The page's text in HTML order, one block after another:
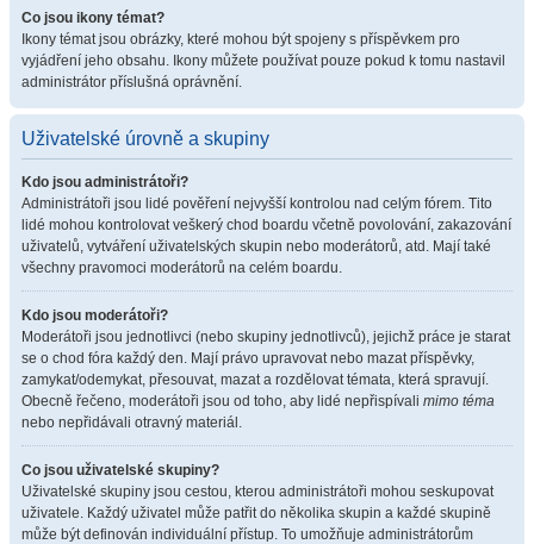
Co jsou ikony témat?
Ikony témat jsou obrázky, které mohou být spojeny s příspěvkem pro
vyjádření jeho obsahu. Ikony můžete používat pouze pokud k tomu nastavil
administrátor příslušná oprávnění.
Uživatelské úrovně a skupiny
Kdo jsou administrátoři?
Administrátoři jsou lidé pověření nejvyšší kontrolou nad celým fórem. Tito
lidé mohou kontrolovat veškerý chod boardu včetně povolování, zakazování
uživatelů, vytváření uživatelských skupin nebo moderátorů, atd. Mají také
všechny pravomoci moderátorů na celém boardu.
Kdo jsou moderátoři?
Moderátoři jsou jednotlivci (nebo skupiny jednotlivců), jejichž práce je starat
se o chod fóra každý den. Mají právo upravovat nebo mazat příspěvky,
zamykat/odemykat, přesouvat, mazat a rozdělovat témata, která spravují.
Obecně řečeno, moderátoři jsou od toho, aby lidé nepřispívali mimo téma
nebo nepřidávali otravný materiál.
Co jsou uživatelské skupiny?
Uživatelské skupiny jsou cestou, kterou administrátoři mohou seskupovat
uživatele. Každý uživatel může patřit do několika skupin a každé skupině
může být definován individuální přístup. To umožňuje administrátorům